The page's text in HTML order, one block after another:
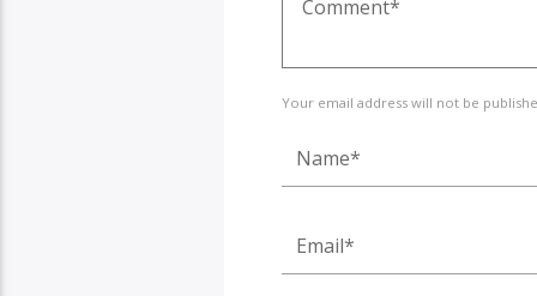
Your email address will not be